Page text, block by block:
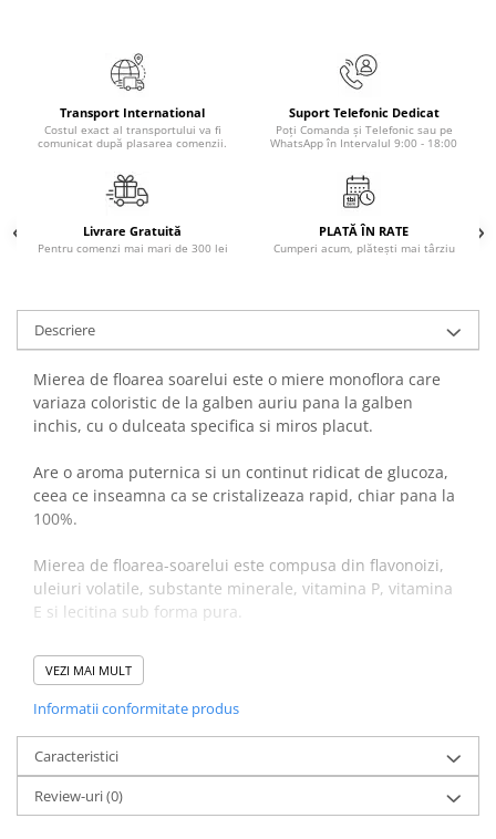
Starea de bine
AudioBook
Biografii, Memorii, Jurnale
Carti erotice
Crime, Thriller, Mistery
Literatura Romana
Literatura Universala
Poezie
romantice
Senzatii/Dragoste
Senzatii/Suspans
Senzatii/Thriller
SF & Fantasy
Teatru
Teens Book Club
Umor
Birotica & Papetarie
Adezivi si benzi adezive
Transport International
Costul exact al transportului va fi
comunicat după plasarea comenzii.
Suport Telefonic Dedicat
Poți Comanda și Telefonic sau pe
WhatsApp în Intervalul 9:00 - 18:00
Livrare Gratuită
Pentru comenzi mai mari de 300 lei
PLATĂ ÎN RATE
Cumperi acum, plătești mai târziu
Descriere
Mierea de floarea soarelui este o miere monoflora care
variaza coloristic de la galben auriu pana la galben
inchis, cu o dulceata specifica si miros placut.
Are o aroma puternica si un continut ridicat de glucoza,
ceea ce inseamna ca se cristalizeaza rapid, chiar pana la
100%.
Mierea de floarea-soarelui este compusa din flavonoizi,
uleiuri volatile, substante minerale, vitamina P, vitamina
E si lecitina sub forma pura.
Elevii, studentii si cei care invata mult, ar trebui sa
consume zilnic doua, trei lingurite din aceasta miere,
deoarece ajuta la intarirea memoriei si dezvoltarea
deoarece floarea care urmareste mereu soarele capteaza
si multa energie solara.
Are proprietati tonice, anti-bacteriene si antibiotice. Are
VEZI MAI MULT
Informatii conformitate produs
Caracteristici
Review-uri(0)